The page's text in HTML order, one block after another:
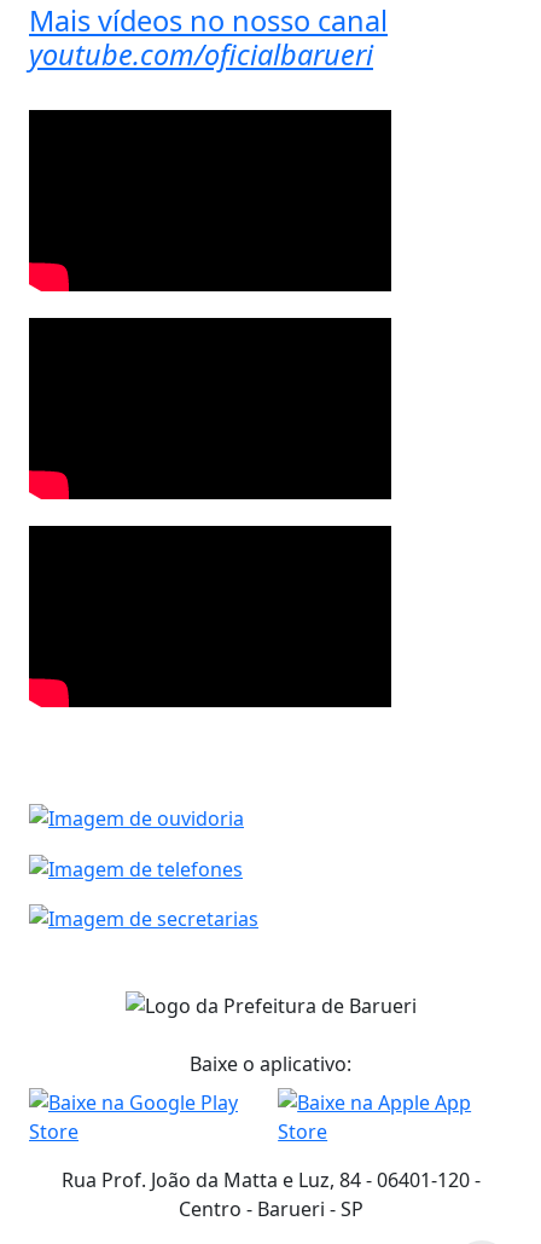
Mais vídeos no nosso canal
youtube.com/oficialbarueri
Baixe o aplicativo:
Rua Prof. João da Matta e Luz, 84 - 06401-120 -
Centro - Barueri - SP